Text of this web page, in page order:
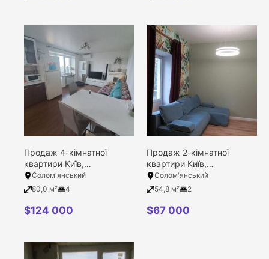
Продаж 4-кімнатної
квартири Київ,
Солом’янський район,
Тихого Олекси вулиця,
Солом'янський
80,0 м²
4
$124 000
Продаж 2-кімнатної
квартири Київ,
Солом’янський район,
Відрадний проспект, 69/1
Солом'янський
54,8 м²
2
$67 000